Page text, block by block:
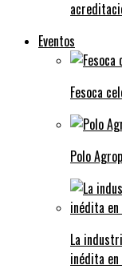
Eventos
Fesoca
Polo
La
inédita en